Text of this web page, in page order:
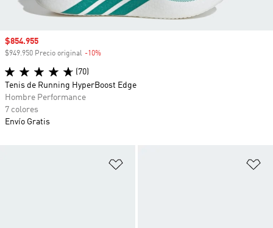
Precio de venta
$854.955
$949.950 Precio original -10%
(70)
Tenis de Running HyperBoost Edge
Hombre Performance
7 colores
Envío Gratis